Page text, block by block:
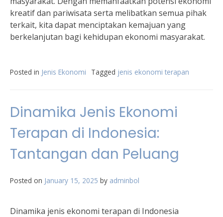
kreatif dan pariwisata serta melibatkan semua pihak
terkait, kita dapat menciptakan kemajuan yang
berkelanjutan bagi kehidupan ekonomi masyarakat.
Posted in Jenis Ekonomi Tagged jenis ekonomi terapan
Dinamika Jenis Ekonomi
Terapan di Indonesia:
Tantangan dan Peluang
Posted on January 15, 2025 by adminbol
Dinamika jenis ekonomi terapan di Indonesia